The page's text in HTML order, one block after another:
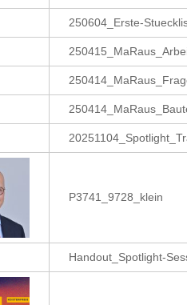
250604_Erste-
P3741_9728_klein
Handout_Spotlight-